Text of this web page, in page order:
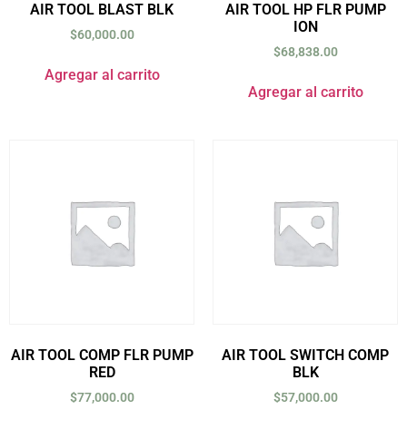
AIR TOOL BLAST BLK
$60,000.00
Agregar al carrito
AIR TOOL HP FLR PUMP
ION
$68,838.00
Agregar al carrito
AIR TOOL COMP FLR PUMP
RED
$77,000.00
AIR TOOL SWITCH COMP
BLK
$57,000.00